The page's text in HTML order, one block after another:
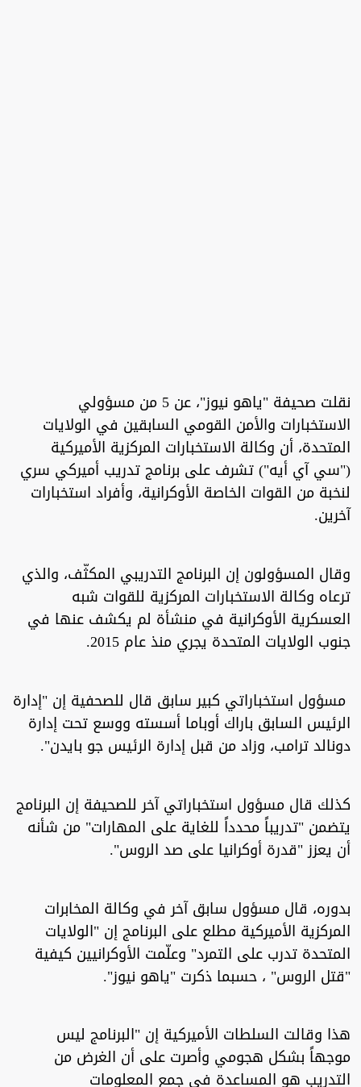
نقلت صحيفة "ياهو نيوز"، عن 5 من مسؤولي
الاستخبارات والأمن القومي السابقين في الولايات
المتحدة، أن وكالة الاستخبارات المركزية الأميركية
("سي آي أيه") تشرف على برنامج تدريب أميركي سري
لنخبة من القوات الخاصة الأوكرانية، وأفراد استخبارات
آخرين.
وقال المسؤولون إن البرنامج التدريبي المكثّف، والذي
ترعاه وكالة الاستخبارات المركزية للقوات شبه
العسكرية الأوكرانية في منشأة لم يكشف عنها في
جنوب الولايات المتحدة يجري منذ عام 2015.
مسؤول استخباراتي كبير سابق قال للصحفية إن "إدارة
الرئيس السابق باراك أوباما أسسته ووسع تحت إدارة
دونالد ترامب، وزاد من قبل إدارة الرئيس جو بايدن".
كذلك قال مسؤول استخباراتي آخر للصحيفة إن البرنامج
يتضمن "تدريباً محدداً للغاية على المهارات" من شأنه
أن يعزز "قدرة أوكرانيا على صد الروس".
بدوره، قال مسؤول سابق آخر في وكالة المخابرات
المركزية الأميركية مطلع على البرنامج إن "الولايات
المتحدة تدرب على التمرد" وعلّمت الأوكرانيين كيفية
"قتل الروس" ، حسبما ذكرت "ياهو نيوز".
هذا وقالت السلطات الأميركية إن "البرنامج ليس
موجهاً بشكل هجومي وأصرت على أن الغرض من
التدريب هو المساعدة في جمع المعلومات